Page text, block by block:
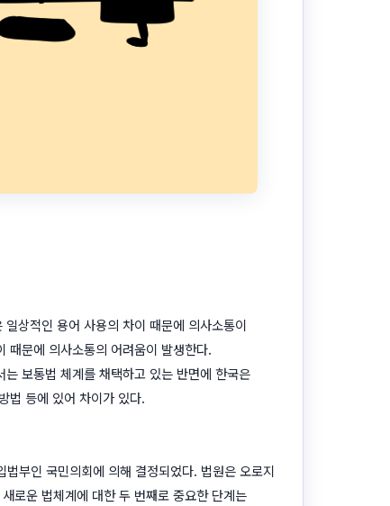
상적인 용어 사용의 차이 때문에 의사소통이
때문에 의사소통의 어려움이 발생한다.
보통법 체계를 채택하고 있는 반면에 한국은
법 등에 있어 차이가 있다.
부인 국민의회에 의해 결정되었다. 법원은 오로지
로운 법체계에 대한 두 번째로 중요한 단계는